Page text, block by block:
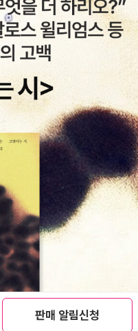
판매 알림신청